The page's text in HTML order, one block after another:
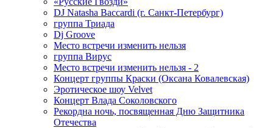
DJ Natasha Baccardi (г. Санкт-Петербург)
группа Триада
Dj Groove
Место встречи изменить нельзя
группа Вирус
Место встречи изменить нельзя - 2
Концерт группы Краски (Оксана Ковалевская)
Эротическое шоу Velvet
Концерт Влада Соколовского
Рекордна ночь, посвященная Дню Защитника
Отечества